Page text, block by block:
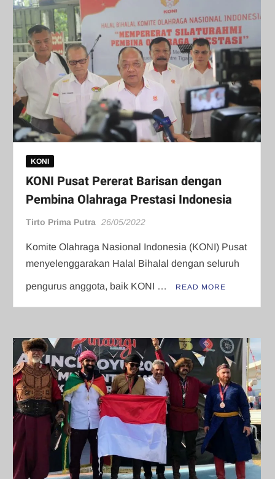
KONI
KONI Pusat Pererat Barisan dengan
Pembina Olahraga Prestasi Indonesia
Tirto Prima Putra 26/05/2022
Komite Olahraga Nasional Indonesia (KONI) Pusat
menyelenggarakan Halal Bihalal dengan seluruh
pengurus anggota, baik KONI … READ MORE